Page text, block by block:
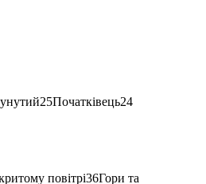
25Початківець24
повітрі36Гори та